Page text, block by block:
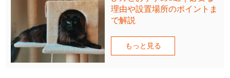
理由や設置場所のポイントま
で解説
もっと見る